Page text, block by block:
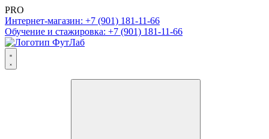
PRO
Интернет-магазин: +7 (901) 181-11-66
Обучение и стажировка: +7 (901) 181-11-66